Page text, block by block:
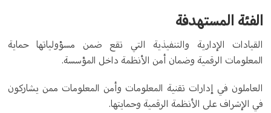
الفئة المستهدفة
القيادات الإدارية والتنفيذية التي تقع ضمن مسؤولياتها حماية
المعلومات الرقمية وضمان أمن الأنظمة داخل المؤسسة.
العاملون في إدارات تقنية المعلومات وأمن المعلومات ممن يشاركون
في الإشراف على الأنظمة الرقمية وحمايتها.